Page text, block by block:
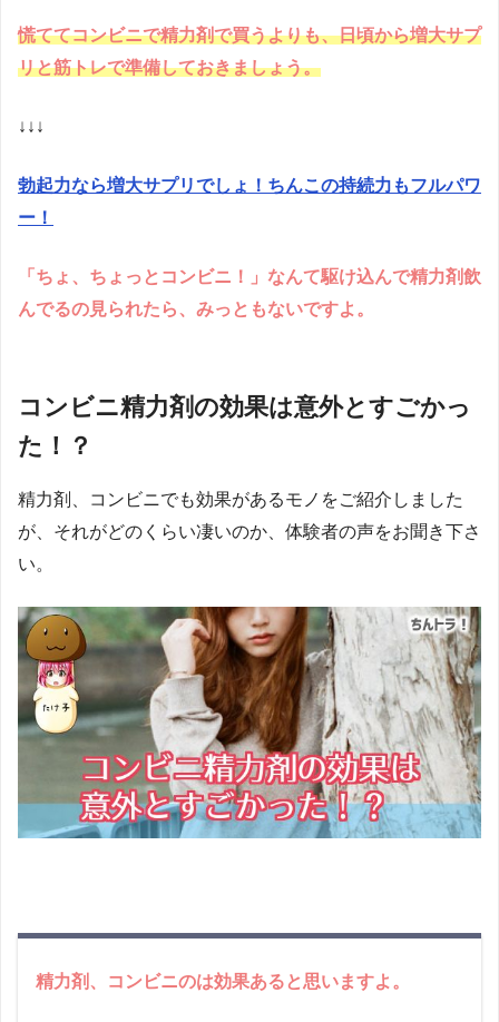
慌ててコンビニで精力剤で買うよりも、日頃から増大サプ
リと筋トレで準備しておきましょう。
↓↓↓
勃起力なら増大サプリでしょ！ちんこの持続力もフルパワ
ー！
「ちょ、ちょっとコンビニ！」なんて駆け込んで精力剤飲
んでるの見られたら、みっともないですよ。
コンビニ精力剤の効果は意外とすごかっ
た！？
精力剤、コンビニでも効果があるモノをご紹介しました
が、それがどのくらい凄いのか、体験者の声をお聞き下さ
い。
精力剤、コンビニのは効果あると思いますよ。